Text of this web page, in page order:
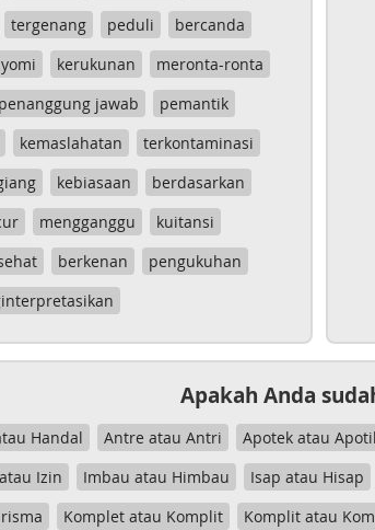
tergenang peduli
bercanda
kerukunan
meronta-ronta
penanggung jawab
pemantik
kemaslahatan
terkontaminasi
kebiasaan
berdasarkan
mengganggu
kuitansi
berkenan
pengukuhan
Apakah Anda
Handal Antre atau Antri Apotek atau
Izin Imbau atau Himbau Isap atau Hisap
Komplet atau Komplit Komplit atau